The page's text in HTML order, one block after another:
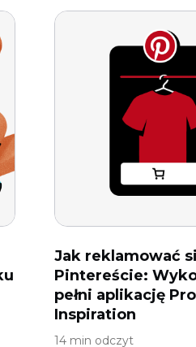
Jak reklamować
Pintereście:
pełni aplikację
Inspiration
14 min odczyt